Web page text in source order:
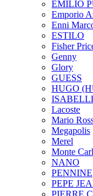
EMILIO
Emporio
Enni
ESTILO
Fisher
Genny
Glory
GUESS
HUGO
Lacoste
Mario
Megapolis
Merel
Monte
NANO
PENNINE
PEPE
PIERRE